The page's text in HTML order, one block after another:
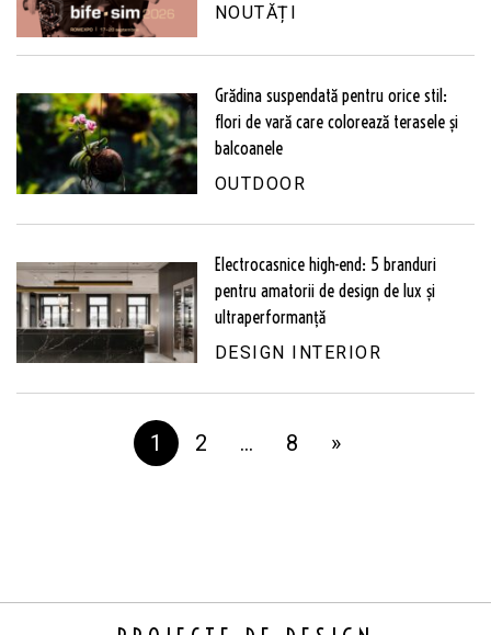
NOUTĂȚI
Grădina suspendată pentru orice stil:
flori de vară care colorează terasele și
balcoanele
OUTDOOR
Electrocasnice high-end: 5 branduri
pentru amatorii de design de lux și
ultraperformanță
DESIGN INTERIOR
1 2 … 8 »